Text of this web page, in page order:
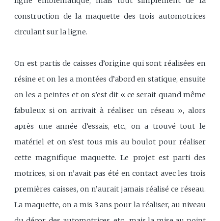
construction de la maquette des trois automotrices
circulant sur la ligne.
On est partis de caisses d’origine qui sont réalisées en
résine et on les a montées d’abord en statique, ensuite
on les a peintes et on s’est dit « ce serait quand même
fabuleux si on arrivait à réaliser un réseau », alors
après une année d’essais, etc., on a trouvé tout le
matériel et on s’est tous mis au boulot pour réaliser
cette magnifique maquette. Le projet est parti des
motrices, si on n’avait pas été en contact avec les trois
premières caisses, on n’aurait jamais réalisé ce réseau.
La maquette, on a mis 3 ans pour la réaliser, au niveau